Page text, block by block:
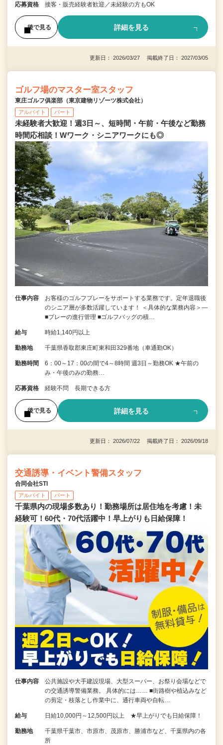
応募資格 接客・販売経験者歓迎／未経験の方もOK
後で見る 詳細を見る
更新日： 2026/03/27 掲載終了日： 2027/03/05
ゴルフ場のマスター室スタッフ
東庄ゴルフ俱楽部（東京建物リゾーツ株式会社）
アルバイト パート
未経験者大歓迎！週3日～、短時間・午前・午後など勤務
時間応相談！Wワーク・シニアワークにも◎
仕事内容
お客様のゴルフプレーをサポートする業務です。定年退職後
のシニア層が多数活躍しています！ ＜具体的な業務内容＞―
■プレーの進行管理 ■ゴルフバッグの積…
給与 時給1,140円以上
勤務地 千葉県香取郡東庄町東和田329番地（車通勤OK）
勤務時間
6：00～17：00の間で4～8時間 週3日～勤務OK ★午前の
み・午後のみの勤務…
応募資格 経験不問 長期できる方
後で見る 詳細を見る
更新日： 2026/07/22 掲載終了日： 2026/09/18
交通誘導・イベント警備スタッフ
合同会社STI
アルバイト パート
千葉県内の現場多数あり！勤務場所は居住地を考慮！未
経験可！60代・70代活躍中！早上がりも日給保障！
仕事内容
公共施設や大手建設現場、大型スーパー、お祭り会場などで
の交通誘導警備業務。 具体的には…… ■街路樹や植込みなど
の剪定・枝落とし作業中に、通行車両や自転…
給与 日給10,000円～12,500円以上 ★早上がりでも日給保障！
勤務地
千葉県千葉市、市原市、茂原市、勝浦市など、千葉県内の各
所